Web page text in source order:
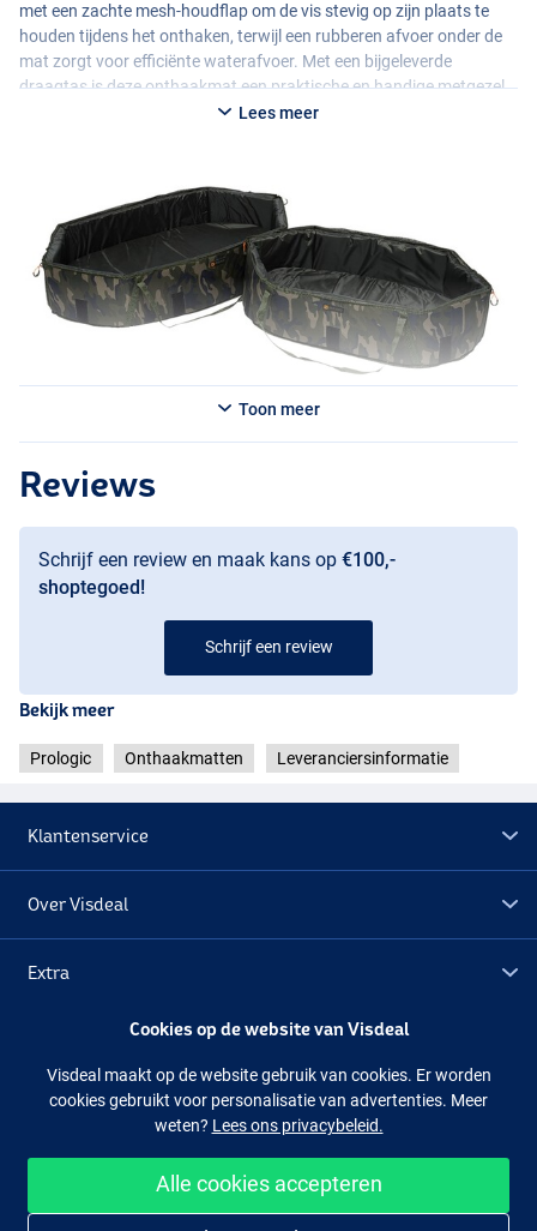
met een zachte mesh-houdflap om de vis stevig op zijn plaats te
houden tijdens het onthaken, terwijl een rubberen afvoer onder de
mat zorgt voor efficiënte waterafvoer. Met een bijgeleverde
draagtas is deze onthaakmat een praktische en handige metgezel
Lees meer
Toon meer
Reviews
Schrijf een review en maak kans op €100,-
shoptegoed!
Schrijf een review
Bekijk meer
Prologic Onthaakmatten Leveranciersinformatie
Klantenservice
Over Visdeal
Extra
Facebook Instagram
Makkelijk en veilig shoppen
Cookies op de website van Visdeal
Visdeal maakt op de website gebruik van cookies. Er worden
cookies gebruikt voor personalisatie van advertenties. Meer
weten? Lees ons privacybeleid.
Alle cookies accepteren